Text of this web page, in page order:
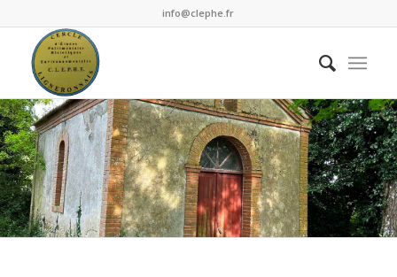
info@clephe.fr